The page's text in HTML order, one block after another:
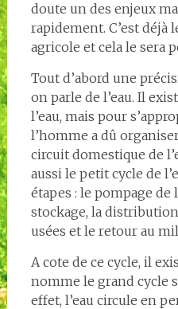
doute un des enjeux
rapidement. C’est déjà
agricole et cela le sera
Tout d’abord une
on parle de l’eau. Il
l’eau, mais pour
l’homme a dû
circuit domestique de
aussi le petit cycle de
étapes : le pompage de
stockage, la
usées et le retour au
A cote de ce cycle, il
nomme le grand cycle
effet, l’eau circule en